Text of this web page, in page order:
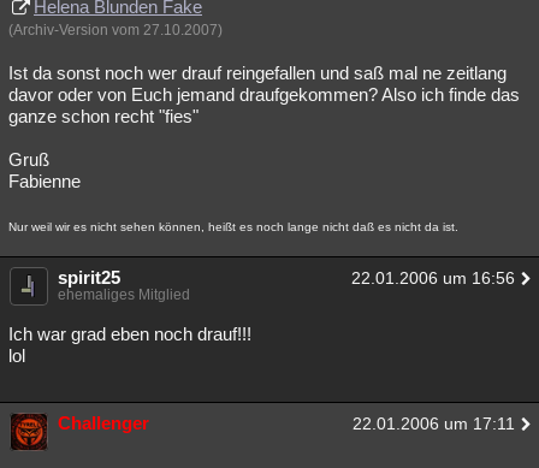
Besucht Teilgenommen
Helena Blunden Fake
(Archiv-Version vom 27.10.2007)
Ist da sonst noch wer drauf reingefallen und saß mal ne zeitlang
davor oder von Euch jemand draufgekommen? Also ich finde das
ganze schon recht "fies"
Gruß
Fabienne
Nur weil wir es nicht sehen können, heißt es noch lange nicht daß es nicht da ist.
spirit25 22.01.2006 um 16:56
ehemaliges Mitglied
Ich war grad eben noch drauf!!!
lol
Challenger 22.01.2006 um 17:11